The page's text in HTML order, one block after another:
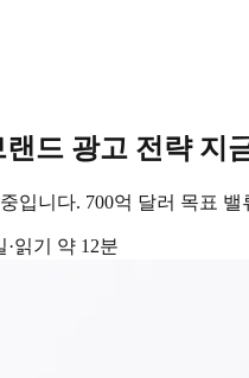
드 광고 전략 지
입니다. 700억 달러 목표
·읽기 약 12분